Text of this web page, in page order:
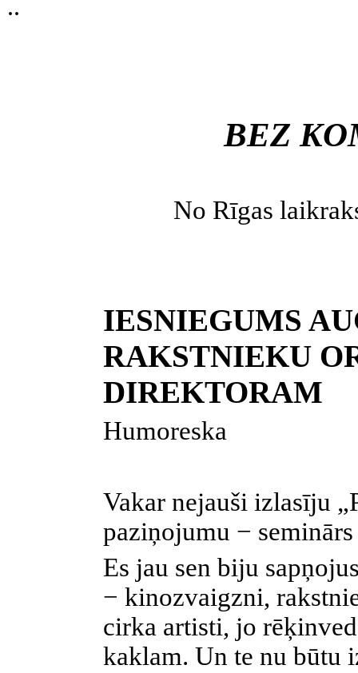
..
BEZ
No Rīgas
IESNIEGUMS
RAKSTNIEKU
DIREKTORAM
Humoreska
Vakar nejauši izlasīju
paziņojumu −
Es jau sen biju
− kinozvaigzni,
cirka artisti, jo
kaklam. Un te nu būtu